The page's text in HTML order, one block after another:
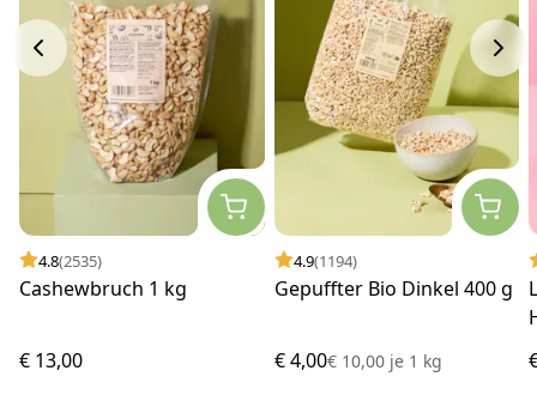
4.8(2535)
Cashewbruch 1 kg
€ 13,00
4.9(1194)
Gepuffter Bio Dinkel 400 g
€ 4,00€ 10,00 je1 kg